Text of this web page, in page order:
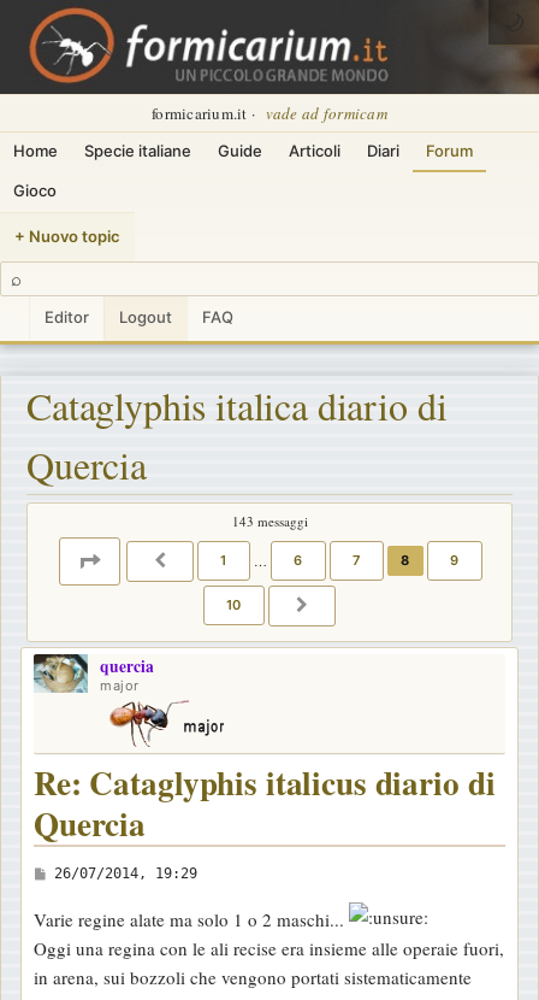
formicarium.it · vade ad formicam
Home Specie italiane Guide Articoli Diari Forum
Gioco
+ Nuovo topic
⌕
Editor Logout FAQ
🌙
Cataglyphis italica diario di
Quercia
143 messaggi
PAGINA8 PRECEDENTE
1 … 6 7 8 9
10
quercia
major
Re: Cataglyphis italicus diario di
Quercia
M
s
s
a
26/07/2014, 19:29
Varie regine alate ma solo 1 o 2 maschi...
Oggi una regina con le ali recise era insieme alle operaie fuori,
in arena, sui bozzoli che vengono portati sistematicamente